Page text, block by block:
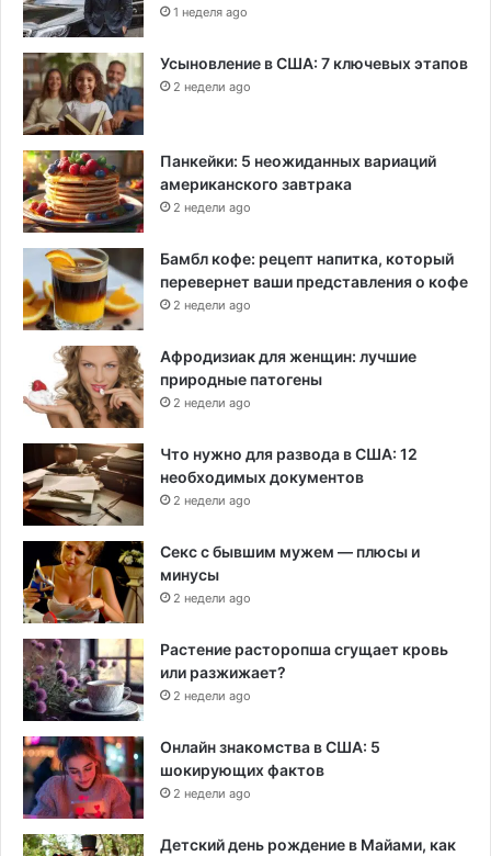
1 неделя ago
Усыновление в США: 7 ключевых этапов
2 недели ago
Панкейки: 5 неожиданных вариаций
американского завтрака
2 недели ago
Бамбл кофе: рецепт напитка, который
перевернет ваши представления о кофе
2 недели ago
Афродизиак для женщин: лучшие
природные патогены
2 недели ago
Что нужно для развода в США: 12
необходимых документов
2 недели ago
Секс с бывшим мужем — плюсы и
минусы
2 недели ago
Растение расторопша сгущает кровь
или разжижает?
2 недели ago
Онлайн знакомства в США: 5
шокирующих фактов
2 недели ago
Детский день рождение в Майами, как